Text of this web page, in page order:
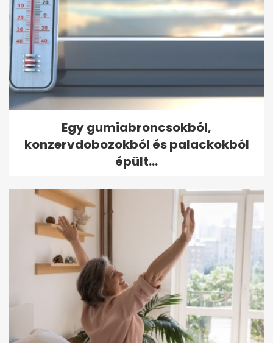
Egy gumiabroncsokból,
konzervdobozokból és palackokból
épült...